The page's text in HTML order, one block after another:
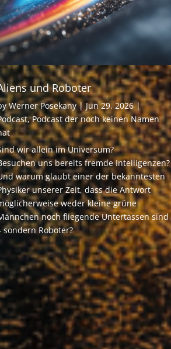
und Roboter
Werner Posekany|Jun 29, 2026|
,Podcast der noch keinen Namen
wir allein im Universum?
uns bereits fremde Intelligenzen?
warum glaubt einer der bekanntesten
unserer Zeit, dass die Antwort
weder kleine grüne
noch fliegende Untertassen sind
sondern Roboter?